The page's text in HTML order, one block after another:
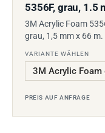
5356F, grau, 1.5
3M Acrylic Foam
grau, 1,5 mm x 66
VARIANTE WÄHLEN
PREIS AUF ANFRAGE